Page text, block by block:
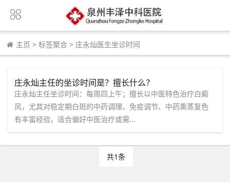
主页 > 标签聚合 > 庄永灿医生坐诊时间
庄永灿主任的坐诊时间是？擅长什么？
庄永灿主任坐诊时间：每周四上午；擅长以中医特色治疗白癜
风，尤其对稳定期白斑的中药调理、免疫调节、中药熏蒸复色
有丰富经验，适合偏好中医治疗或需...
共1条